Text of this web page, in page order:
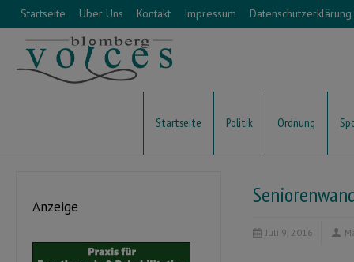
Startseite Über Uns Kontakt Impressum Datenschutzerklärung
Startseite Politik Ordnung
Juli 9, 2016
Anzeige